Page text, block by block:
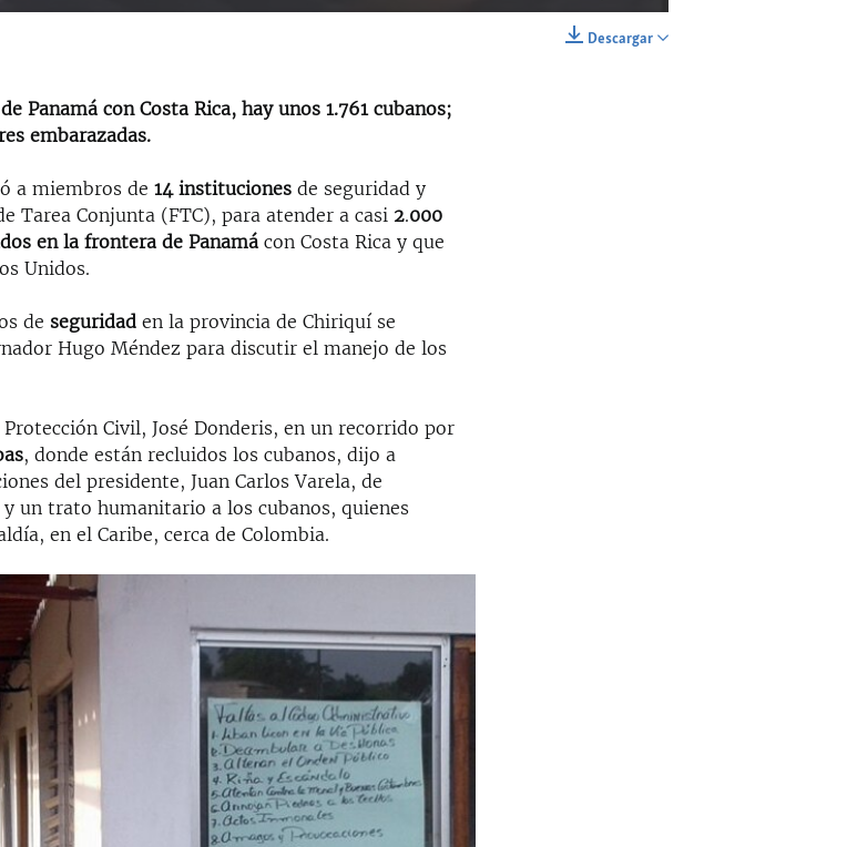
Descargar
Panamá con Costa Rica, hay unos 1.761 cubanos;
embarazadas.
a miembros de14 instituciones de seguridad y
Tarea Conjunta (FTC), para atender a casi 2.000
en la frontera de Panamá con Costa Rica y que
Unidos.
de seguridad en la provincia de Chiriquí se
Hugo Méndez para discutir el manejo de los
Civil, José Donderis, en un recorrido por
, donde están recluidos los cubanos, dijo a
del presidente, Juan Carlos Varela, de
y un trato humanitario a los cubanos, quienes
en el Caribe, cerca de Colombia.